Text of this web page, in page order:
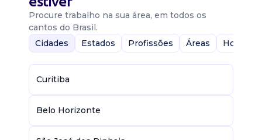
Procure trabalho na sua área, em todos os
cantos do Brasil.
Cidades
Estados Profissões Áreas Home-
Curitiba
Belo Horizonte